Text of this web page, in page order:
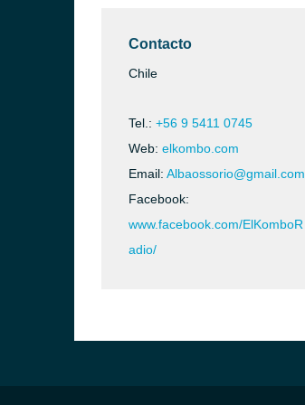
Contacto
Chile
Tel.: +56 9 5411 0745
Web: elkombo.com
Email: Albaossorio@gmail.com
Facebook:
www.facebook.com/ElKomboR
adio/